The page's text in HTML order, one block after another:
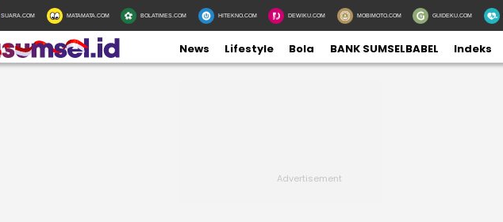
SUARA.COM MATAMATA.COM BOLATIMES.COM HITEKNO.COM DEWIKU.COM MOBIMOTO.COM GUIDEKU.COM
News Lifestyle Bola BANK SUMSELBABEL Indeks